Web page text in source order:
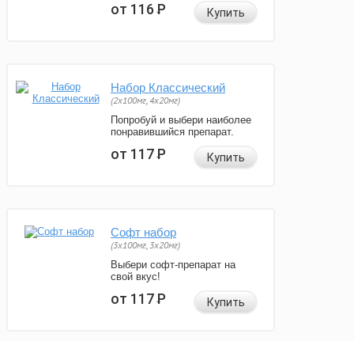
от 116Р Купить
Набор Классический
(2x100мг, 4x20мг)
Попробуй и выбери наиболее
понравившийся препарат.
от 117Р Купить
Софт набор
(3x100мг, 3x20мг)
Выбери софт-препарат на
свой вкус!
от 117Р Купить